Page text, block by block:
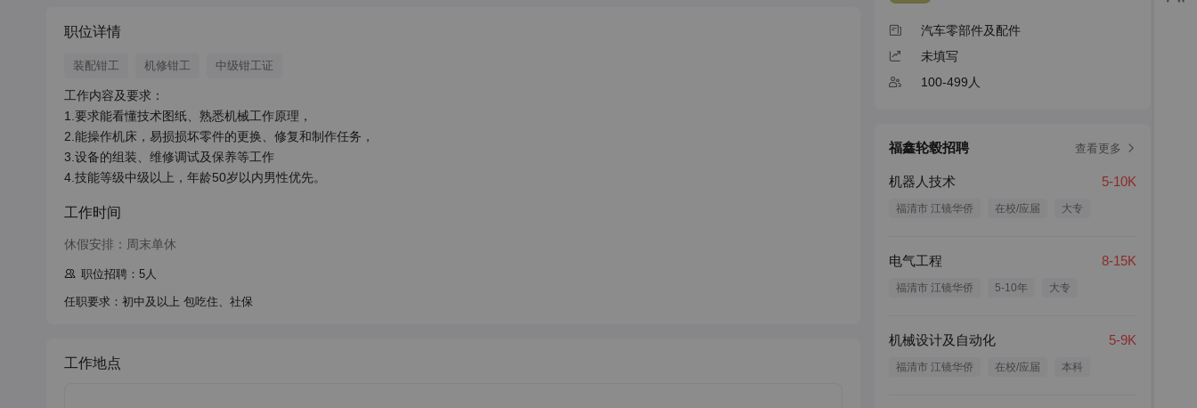
职位详情
装配钳工 机修钳工 中级钳工证
工作内容及要求：
1.要求能看懂技术图纸、熟悉机械工作原理，
2.能操作机床，易损损坏零件的更换、修复和制作任务，
3.设备的组装、维修调试及保养等工作
4.技能等级中级以上，年龄50岁以内男性优先。
工作时间
休假安排：周末单休
职位招聘：5人
任职要求：初中及以上 包吃住、社保
工作地点
汽车零部件及配件
未填写
100-499人
福鑫轮毂招聘 查看更多
机器人技术 5-10K
福清市 江镜华侨 在校/应届 大专
电气工程 8-15K
福清市 江镜华侨 5-10年 大专
机械设计及自动化 5-9K
福清市 江镜华侨 在校/应届 本科